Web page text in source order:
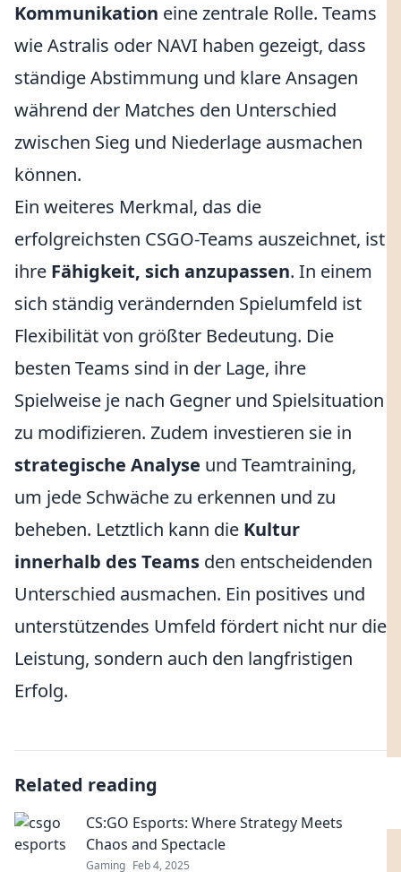
Kommunikation eine zentrale Rolle. Teams
wie Astralis oder NAVI haben gezeigt, dass
ständige Abstimmung und klare Ansagen
während der Matches den Unterschied
zwischen Sieg und Niederlage ausmachen
können.
Ein weiteres Merkmal, das die
erfolgreichsten CSGO-Teams auszeichnet, ist
ihre Fähigkeit, sich anzupassen. In einem
sich ständig verändernden Spielumfeld ist
Flexibilität von größter Bedeutung. Die
besten Teams sind in der Lage, ihre
Spielweise je nach Gegner und Spielsituation
zu modifizieren. Zudem investieren sie in
strategische Analyse und Teamtraining,
um jede Schwäche zu erkennen und zu
beheben. Letztlich kann die Kultur
innerhalb des Teams den entscheidenden
Unterschied ausmachen. Ein positives und
unterstützendes Umfeld fördert nicht nur die
Leistung, sondern auch den langfristigen
Erfolg.
Related reading
CS:GO Esports: Where Strategy Meets
Chaos and Spectacle
Gaming Feb 4, 2025